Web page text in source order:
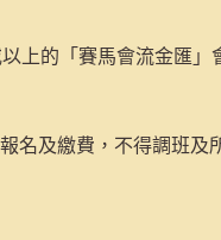
上的「賽馬會流金匯
名及繳費，不得調班及